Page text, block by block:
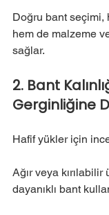
Doğru bant seçimi,
hem de malzeme
sağlar.
2. Bant
Gerginliğine
Hafif yükler için
Ağır veya
dayanıklı bant